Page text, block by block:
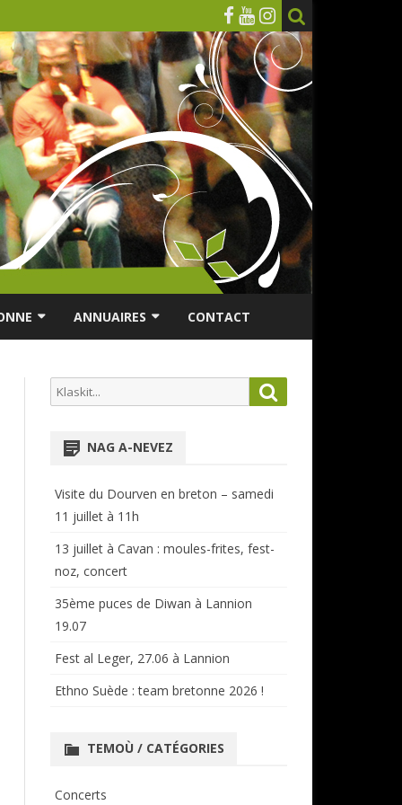
ANNUAIRES
ANNUAIRES DES MUSICIENS
CONTACT
Search
for:
NAG A-NEVEZ
Visite du Dourven en breton – samedi
11 juillet à 11h
13 juillet à Cavan : moules-frites, fest-
noz, concert
35ème puces de Diwan à Lannion
19.07
Fest al Leger, 27.06 à Lannion
Ethno Suède : team bretonne 2026 !
TEMOÙ / CATÉGORIES
Concerts